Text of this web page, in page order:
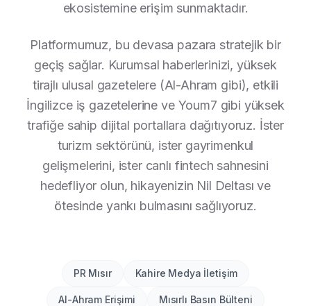
ekosistemine erişim sunmaktadır.
Platformumuz, bu devasa pazara stratejik bir
geçiş sağlar. Kurumsal haberlerinizi, yüksek
tirajlı ulusal gazetelere (Al-Ahram gibi), etkili
İngilizce iş gazetelerine ve Youm7 gibi yüksek
trafiğe sahip dijital portallara dağıtıyoruz. İster
turizm sektörünü, ister gayrimenkul
gelişmelerini, ister canlı fintech sahnesini
hedefliyor olun, hikayenizin Nil Deltası ve
ötesinde yankı bulmasını sağlıyoruz.
PR Mısır Kahire Medya İletişim
Al-Ahram Erişimi Mısırlı Basın Bülteni